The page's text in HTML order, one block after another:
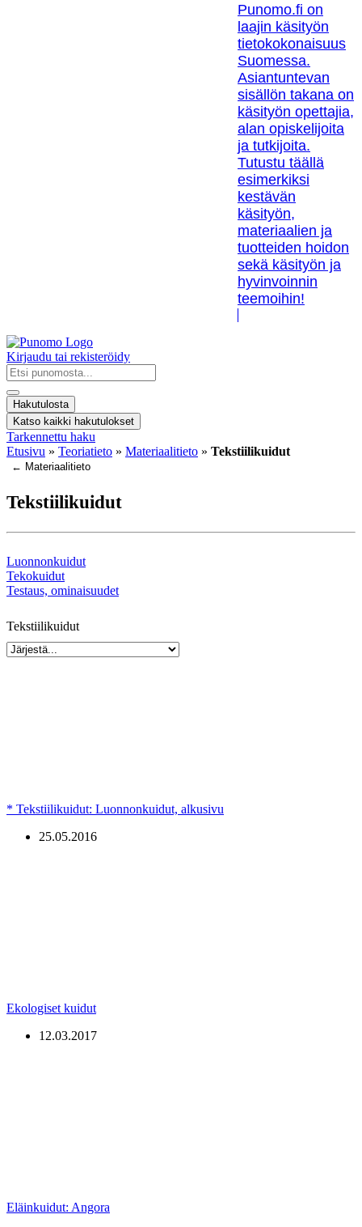
Punomo.fi on
laajin käsityön
tietokokonaisuus
Suomessa.
Asiantuntevan
sisällön takana on
käsityön opettajia,
alan opiskelijoita
ja tutkijoita.
Tutustu täällä
esimerkiksi
kestävän
käsityön,
materiaalien ja
tuotteiden hoidon
sekä käsityön ja
hyvinvoinnin
teemoihin!
Kirjaudu tai rekisteröidy
Search
...
Hakutulosta
Katso kaikki hakutulokset
Tarkennettu haku
Etusivu » Teoriatieto » Materiaalitieto » Tekstiilikuidut
← Materiaalitieto
Tekstiilikuidut
Luonnonkuidut
Tekokuidut
Testaus, ominaisuudet
Tekstiilikuidut
* Tekstiilikuidut: Luonnonkuidut, alkusivu
25.05.2016
Ekologiset kuidut
12.03.2017
Eläinkuidut: Angora